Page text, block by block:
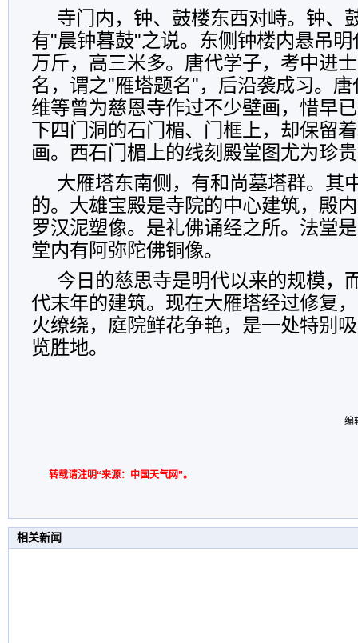
寺门内，钟、鼓楼东西对峙。钟、
有"晨钟暮鼓"之说。东侧钟楼内悬吊
万斤，高三米多。唐代学子，考中进
名，谓之"雁塔题名"，后沿袭成习。
维等曾为慈恩寺作过不少壁画，惜早
下四门洞的石门楣、门框上，却保留
画。西石门楣上的线刻殿堂图尤为珍
大雁塔东南侧，有和尚墓塔群。其
的。大雄宝殿是寺院的中心建筑，殿
罗汉泥塑像。是礼佛诵经之所。法堂
堂内有阿弥陀佛铜像。
今日的慈思寺是明代以来的规模，
代末年的建筑。现在大雁塔经过修复
火缭绕，庭院鲜花争艳，是一处特别
览胜地。
编
转载请注明“来源：中国天气网”。
相关新闻